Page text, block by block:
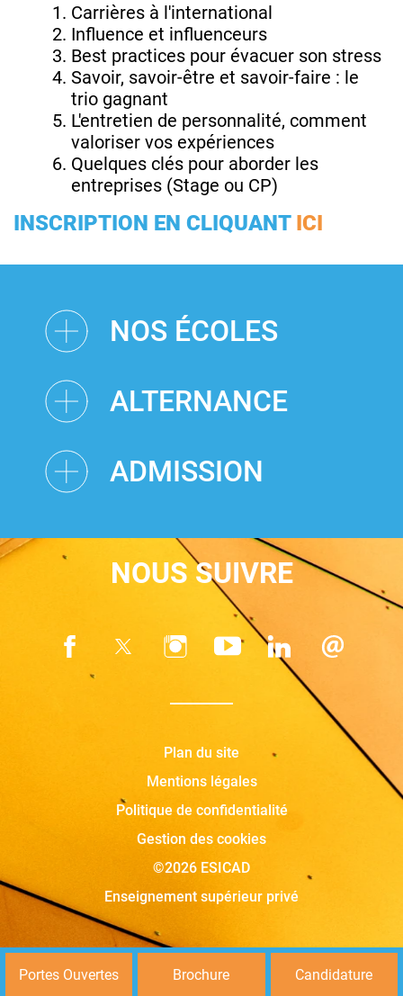
Carrières à l'international
Influence et influenceurs
Best practices pour évacuer son stress
Savoir, savoir-être et savoir-faire : le
trio gagnant
L'entretien de personnalité, comment
valoriser vos expériences
Quelques clés pour aborder les
entreprises (Stage ou CP)
INSCRIPTION EN CLIQUANT ICI
NOS ÉCOLES
ALTERNANCE
ADMISSION
NOUS SUIVRE
Plan du site
Mentions légales
Politique de confidentialité
Gestion des cookies
©2026 ESICAD
Enseignement supérieur privé
Portes Ouvertes Brochure Candidature